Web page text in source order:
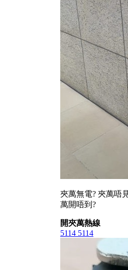
夾萬無電? 夾萬唔
萬開唔到?
開夾萬熱線
5114 5114